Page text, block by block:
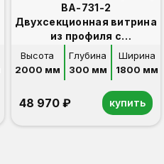
ВА-731-2
Двухсекционная витрина
из профиля с
накопителем и фризом
Высота
2000 мм
Глубина
300 мм
Ширина
1800 мм
48 970 ₽ купить